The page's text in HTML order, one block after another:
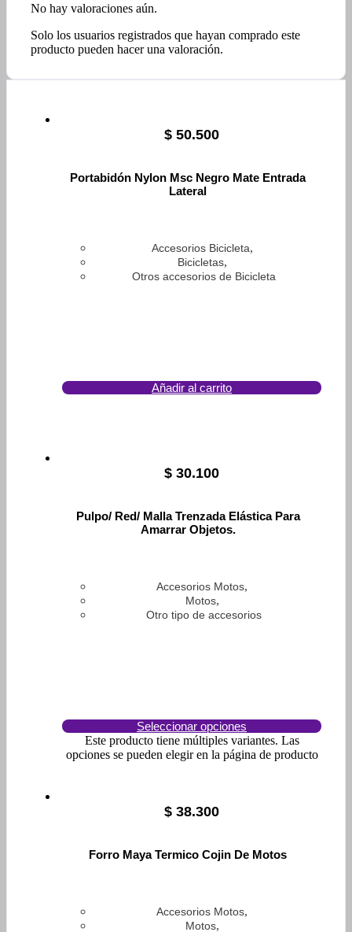
No hay valoraciones aún.
Solo los usuarios registrados que hayan comprado este
producto pueden hacer una valoración.
$ 50.500
Portabidón Nylon Msc Negro Mate Entrada
Lateral
Accesorios Bicicleta,
Bicicletas,
Otros accesorios de Bicicleta
Añadir al carrito
$ 30.100
Pulpo/ Red/ Malla Trenzada Elástica Para
Amarrar Objetos.
Accesorios Motos,
Motos,
Otro tipo de accesorios
Seleccionar opciones
Este producto tiene múltiples variantes. Las
opciones se pueden elegir en la página de producto
$ 38.300
Forro Maya Termico Cojin De Motos
Accesorios Motos,
Motos,